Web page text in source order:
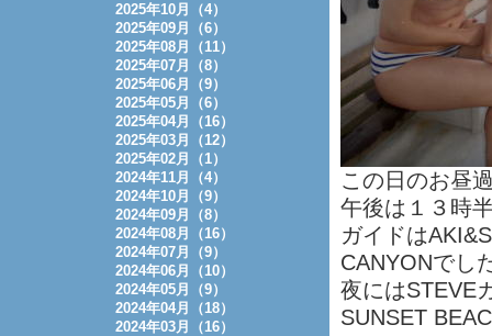
この日のお昼
午後は１３時
ガイドは
CANYONでし
夜にはSTEVE
SUNSET
2025年10月（4）
2025年09月（6）
2025年08月（11）
2025年07月（8）
2025年06月（9）
2025年05月（6）
2025年04月（16）
2025年03月（12）
2025年02月（1）
2024年11月（4）
2024年10月（9）
2024年09月（8）
2024年08月（16）
2024年07月（9）
2024年06月（10）
2024年05月（9）
2024年04月（18）
2024年03月（16）